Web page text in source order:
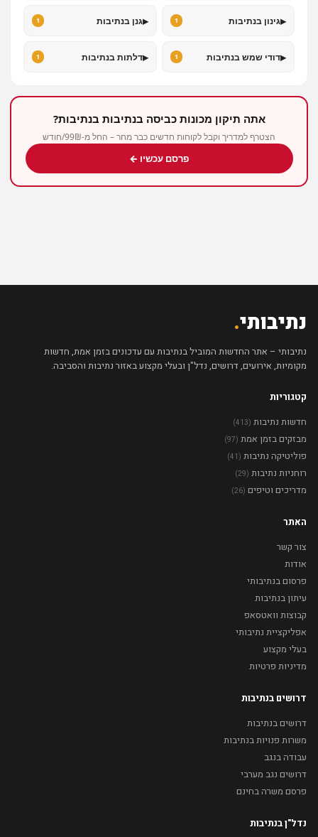
▸גינון בנתיבות 1
▸גנן בנתיבות 1
▸דודי שמש בנתיבות 1
▸דלתות בנתיבות 1
אתה תיקון מכונות כביסה בנתיבות בנתיבות?
הצטרף למדריך וקבל לקוחות חדשים כבר מחר – החל מ-99₪/חודש
פרסם עכשיו ←
נתיבותי.
נתיבותי – אתר החדשות המוביל בנתיבות עם עדכונים בזמן אמת, חדשות
מקומיות, אירועים, דרושים, נדל"ן ובעלי מקצוע באזור נתיבות והסביבה.
קטגוריות
חדשות נתיבות (413)
מבזקים בזמן אמת (97)
פוליטיקה נתיבות (41)
רוחניות נתיבות (29)
מדריכים וטיפים (26)
האתר
צור קשר
אודות
פרסום בנתיבותי
עיתון בנתיבות
קבוצות וואטסאפ
אפליקציית נתיבותי
בעלי מקצוע
מדיניות פרטיות
דרושים בנתיבות
דרושים בנתיבות
משרות פנויות בנתיבות
עבודה בנגב
דרושים נגב מערבי
פרסם משרה בחינם
נדל"ן בנתיבות